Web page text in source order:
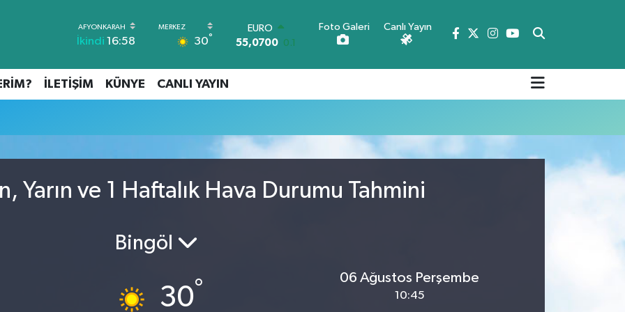
İkindi 16:58 30°
EURO
55,0700 0.1
64,2438 0.21
6518.23 0.39
BITCOIN
64.475,47 0.66
47,5986 0.06
Foto Galeri Canlı Yayın
İLETİŞİM KÜNYE CANLI YAYIN
Yarın ve 1 Haftalık Hava Durumu Tahmini
Bingöl
30°
06 Ağustos Perşembe
10:45